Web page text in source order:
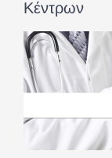
Κέντρων